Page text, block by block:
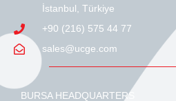
BURSA HEADQUARTERS
İstanbul, Türkiye
+90 (216) 575 44 77
sales@ucge.com